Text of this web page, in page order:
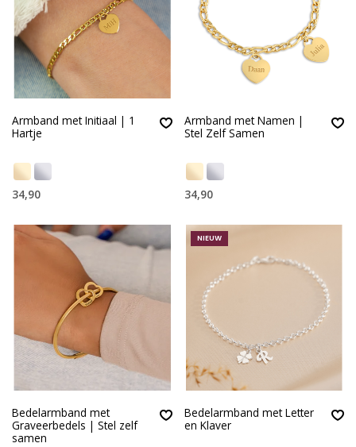
Armband met Initiaal | 1
Hartje
34,90
Armband met Namen |
Stel Zelf Samen
34,90
Bedelarmband met
Graveerbedels | Stel zelf
samen
NIEUW
Bedelarmband met Letter
en Klaver